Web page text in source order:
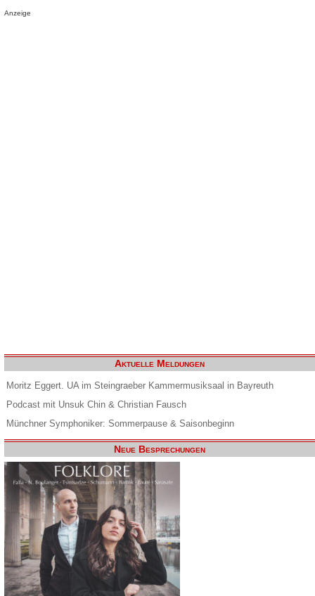
Anzeige
Aktuelle Meldungen
Moritz Eggert. UA im Steingraeber Kammermusiksaal in Bayreuth
Podcast mit Unsuk Chin & Christian Fausch
Münchner Symphoniker: Sommerpause & Saisonbeginn
Neue Besprechungen